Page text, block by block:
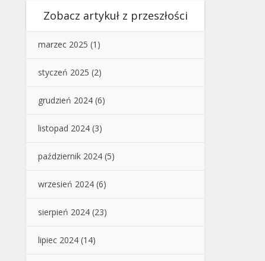
Zobacz artykuł z przeszłości
marzec 2025 (1)
styczeń 2025 (2)
grudzień 2024 (6)
listopad 2024 (3)
październik 2024 (5)
wrzesień 2024 (6)
sierpień 2024 (23)
lipiec 2024 (14)